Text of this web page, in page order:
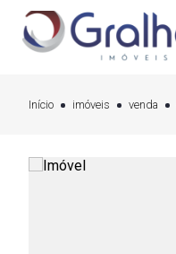
Início imóveis venda